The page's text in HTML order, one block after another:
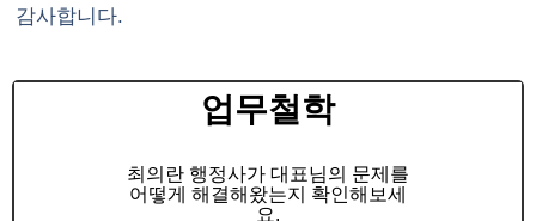
감사합니다.
업무철학
최의란 행정사가 대표님의 문제를
어떻게 해결해왔는지 확인해보세
요.